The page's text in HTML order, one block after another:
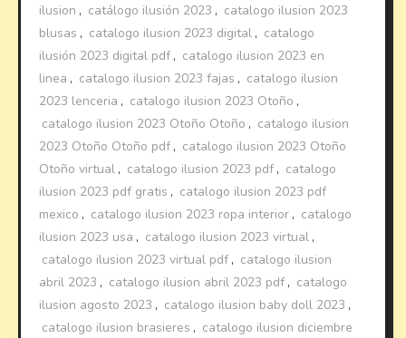
ilusion , catálogo ilusión 2023 , catalogo ilusion 2023
blusas , catalogo ilusion 2023 digital , catalogo
ilusión 2023 digital pdf , catalogo ilusion 2023 en
linea , catalogo ilusion 2023 fajas , catalogo ilusion
2023 lenceria , catalogo ilusion 2023 Otoño ,
catalogo ilusion 2023 Otoño Otoño , catalogo ilusion
2023 Otoño Otoño pdf , catalogo ilusion 2023 Otoño
Otoño virtual , catalogo ilusion 2023 pdf , catalogo
ilusion 2023 pdf gratis , catalogo ilusion 2023 pdf
mexico , catalogo ilusion 2023 ropa interior , catalogo
ilusion 2023 usa , catalogo ilusion 2023 virtual ,
catalogo ilusion 2023 virtual pdf , catalogo ilusion
abril 2023 , catalogo ilusion abril 2023 pdf , catalogo
ilusion agosto 2023 , catalogo ilusion baby doll 2023 ,
catalogo ilusion brasieres , catalogo ilusion diciembre